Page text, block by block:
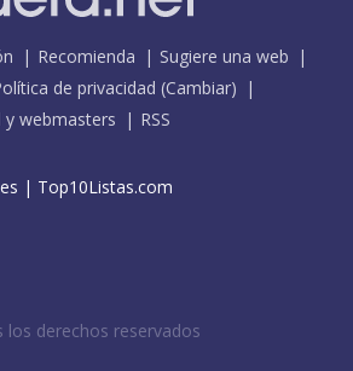
Recomienda
Sugiere una web
de privacidad (Cambiar)
y webmasters RSS
| Top10Listas.com
los derechos reservados